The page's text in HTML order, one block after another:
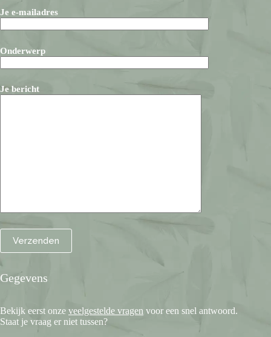
Je e-mailadres
Onderwerp
Je bericht
Gegevens
Bekijk eerst onze veelgestelde vragen voor een snel antwoord.
Staat je vraag er niet tussen?